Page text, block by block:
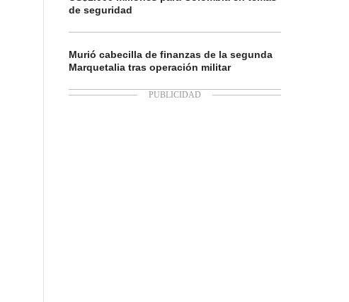
de seguridad
Murió cabecilla de finanzas de la segunda
Marquetalia tras operación militar